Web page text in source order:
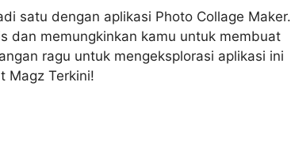
satu dengan aplikasi Photo Collage Maker.
dan memungkinkan kamu untuk membuat
ragu untuk mengeksplorasi aplikasi ini
Magz Terkini!